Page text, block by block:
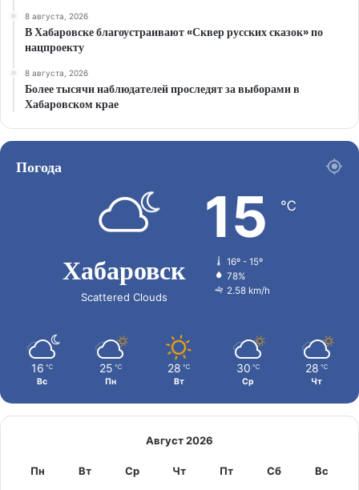
8 августа, 2026
В Хабаровске благоустраивают «Сквер русских сказок» по
нацпроекту
8 августа, 2026
Более тысячи наблюдателей проследят за выборами в
Хабаровском крае
Погода
Хабаровск
Scattered Clouds
15 ℃
16º - 15º
78%
2.58 km/h
16 ℃
Вс
25 ℃
Пн
28 ℃
Вт
30 ℃
Ср
28 ℃
Чт
Август 2026
Пн Вт Ср Чт Пт Сб Вс